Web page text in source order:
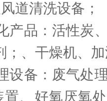
道清洗设备；
产品：活性炭
；、干燥机、
设备：废气处
置、好氧厌氧